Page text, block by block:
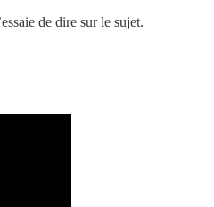
de dire sur le sujet.